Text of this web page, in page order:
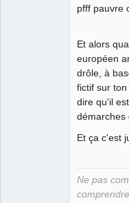
pfff pauvre
Et alors
européen
drôle, à
fictif sur
dire qu'il
démarches
Et ça c'est
Ne pas